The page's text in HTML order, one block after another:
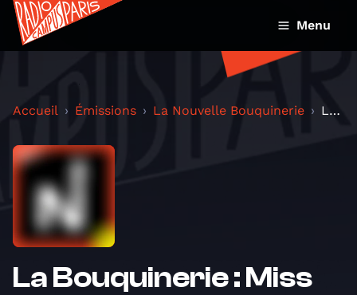
Menu
Accueil Émissions La Nouvelle Bouquinerie La Bouquinerie : Miss Tic et Marjolaine Deschênes
La Bouquinerie : Miss